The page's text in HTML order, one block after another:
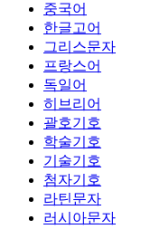
중국어
한글고어
그리스문자
프랑스어
독일어
히브리어
괄호기호
학술기호
기술기호
첨자기호
라틴문자
러시아문자